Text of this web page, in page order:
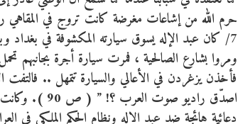
حرم الله من إشاعات مغرضة كانت تروج في المقاهي
7/ كان عبد الإله يسوق سيارته المكشوفة في
ومروا بشارع الصالحية ، فمرت سيارة أجرة بجانبهم
فأخذن يزغردن في الأعالي والسيارة تتمهل ..
اصدّق راديو
دعائية هائجة ضد عبد الاله ونظام الحكم الملكي في